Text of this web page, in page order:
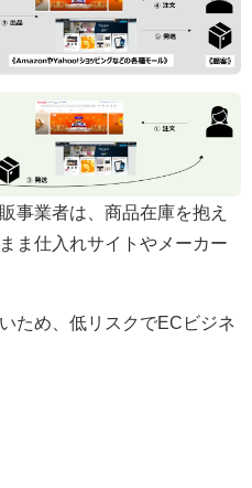
事業者は、商品在庫を抱え
ま仕入れサイトやメーカー
ため、低リスクでECビジネ